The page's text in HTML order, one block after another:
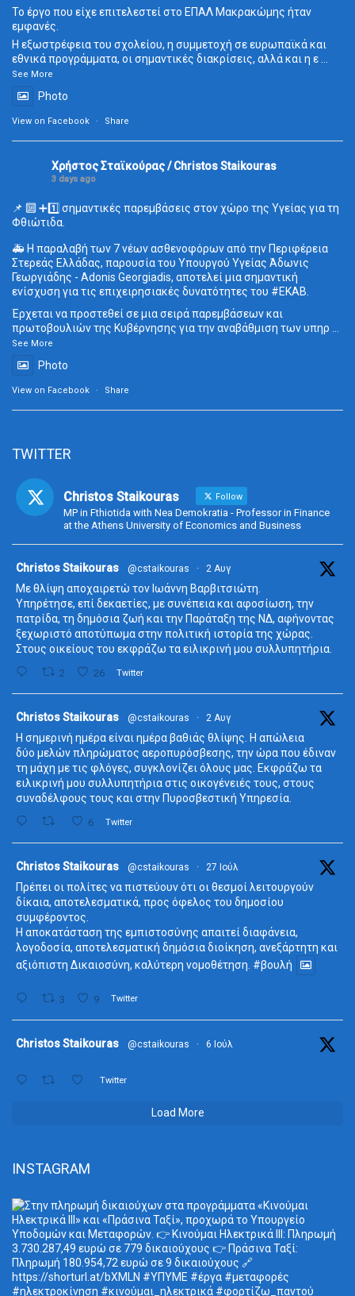
Το έργο που είχε επιτελεστεί στο ΕΠΑΛ Μακρακώμης ήταν
εμφανές.
Η εξωστρέφεια του σχολείου, η συμμετοχή σε ευρωπαϊκά και
εθνικά προγράμματα, οι σημαντικές διακρίσεις, αλλά και η ε...
See More
Photo
View on Facebook · Share
Χρήστος Σταϊκούρας / Christos Staikouras
3 days ago
📌 🔟 ➕1️⃣ σημαντικές παρεμβάσεις στον χώρο της Υγείας για τη
Φθιώτιδα.
🚑 Η παραλαβή των 7 νέων ασθενοφόρων από την Περιφέρεια
Στερεάς Ελλάδας, παρουσία του Υπουργού Υγείας Άδωνις
Γεωργιάδης - Adonis Georgiadis, αποτελεί μια σημαντική
ενίσχυση για τις επιχειρησιακές δυνατότητες του #ΕΚΑΒ.
Έρχεται να προστεθεί σε μια σειρά παρεμβάσεων και
πρωτοβουλιών της Κυβέρνησης για την αναβάθμιση των υπηρ ...
See More
Photo
View on Facebook · Share
TWITTER
Christos Staikouras Follow
MP in Fthiotida with Nea Demokratia - Professor in Finance
at the Athens University of Economics and Business
Christos Staikouras @cstaikouras · 2 Αυγ
Με θλίψη αποχαιρετώ τον Ιωάννη Βαρβιτσιώτη.
Υπηρέτησε, επί δεκαετίες, με συνέπεια και αφοσίωση, την
πατρίδα, τη δημόσια ζωή και την Παράταξη της ΝΔ, αφήνοντας
ξεχωριστό αποτύπωμα στην πολιτική ιστορία της χώρας.
Στους οικείους του εκφράζω τα ειλικρινή μου συλλυπητήρια.
2 26 Twitter
Christos Staikouras @cstaikouras · 2 Αυγ
Η σημερινή ημέρα είναι ημέρα βαθιάς θλίψης. Η απώλεια
δύο μελών πληρώματος αεροπυρόσβεσης, την ώρα που έδιναν
τη μάχη με τις φλόγες, συγκλονίζει όλους μας. Εκφράζω τα
ειλικρινή μου συλλυπητήρια στις οικογένειές τους, στους
συναδέλφους τους και στην Πυροσβεστική Υπηρεσία.
6 Twitter
Christos Staikouras @cstaikouras · 27 Ιούλ
Πρέπει οι πολίτες να πιστεύουν ότι οι θεσμοί λειτουργούν
δίκαια, αποτελεσματικά, προς όφελος του δημοσίου
συμφέροντος.
Η αποκατάσταση της εμπιστοσύνης απαιτεί διαφάνεια,
λογοδοσία, αποτελεσματική δημόσια διοίκηση, ανεξάρτητη και
αξιόπιστη Δικαιοσύνη, καλύτερη νομοθέτηση. #βουλή
3 9 Twitter
Christos Staikouras @cstaikouras · 6 Ιούλ
Twitter
Load More
INSTAGRAM